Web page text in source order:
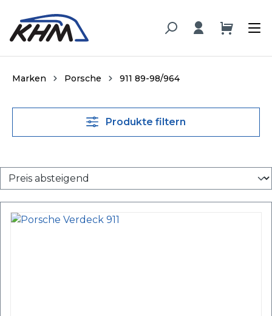
springen
Marken Porsche 911 89-98/964
Produkte filtern